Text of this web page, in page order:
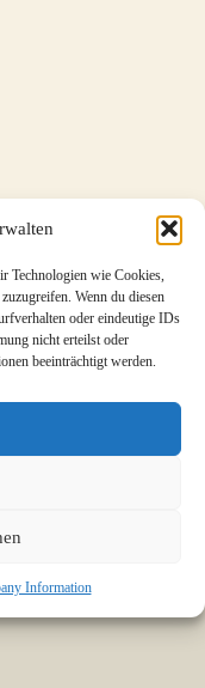
Technologien wie Cookies,
Wenn du diesen
oder eindeutige IDs
nicht erteilst oder
beeinträchtigt werden.
Information